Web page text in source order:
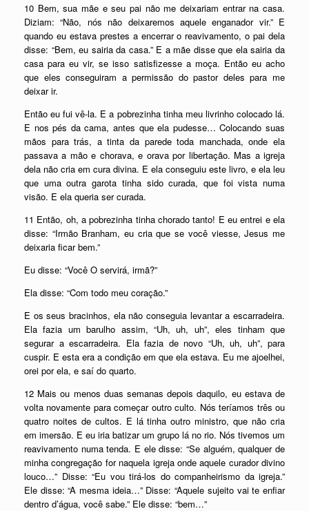
10 Bem, sua mãe e seu pai não me deixariam entrar na casa.
Diziam: “Não, nós não deixaremos aquele enganador vir.” E
quando eu estava prestes a encerrar o reavivamento, o pai dela
disse: “Bem, eu sairia da casa.” E a mãe disse que ela sairia da
casa para eu vir, se isso satisfizesse a moça. Então eu acho
que eles conseguiram a permissão do pastor deles para me
deixar ir.
Então eu fui vê-la. E a pobrezinha tinha meu livrinho colocado lá.
E nos pés da cama, antes que ela pudesse… Colocando suas
mãos para trás, a tinta da parede toda manchada, onde ela
passava a mão e chorava, e orava por libertação. Mas a igreja
dela não cria em cura divina. E ela conseguiu este livro, e ela leu
que uma outra garota tinha sido curada, que foi vista numa
visão. E ela queria ser curada.
11 Então, oh, a pobrezinha tinha chorado tanto! E eu entrei e ela
disse: “Irmão Branham, eu cria que se você viesse, Jesus me
deixaria ficar bem.”
Eu disse: “Você O servirá, irmã?”
Ela disse: “Com todo meu coração.”
E os seus bracinhos, ela não conseguia levantar a escarradeira.
Ela fazia um barulho assim, “Uh, uh, uh”, eles tinham que
segurar a escarradeira. Ela fazia de novo “Uh, uh, uh”, para
cuspir. E esta era a condição em que ela estava. Eu me ajoelhei,
orei por ela, e saí do quarto.
12 Mais ou menos duas semanas depois daquilo, eu estava de
volta novamente para começar outro culto. Nós teríamos três ou
quatro noites de cultos. E lá tinha outro ministro, que não cria
em imersão. E eu iria batizar um grupo lá no rio. Nós tivemos um
reavivamento numa tenda. E ele disse: “Se alguém, qualquer de
minha congregação for naquela igreja onde aquele curador divino
louco…” Disse: “Eu vou tirá-los do companheirismo da igreja.”
Ele disse: “A mesma ideia…” Disse: “Aquele sujeito vai te enfiar
dentro d’água, você sabe.” Ele disse: “bem…”